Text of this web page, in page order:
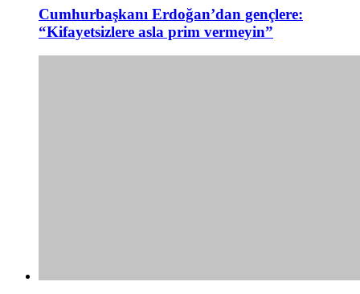
Cumhurbaşkanı Erdoğan’dan gençlere:
“Kifayetsizlere asla prim vermeyin”